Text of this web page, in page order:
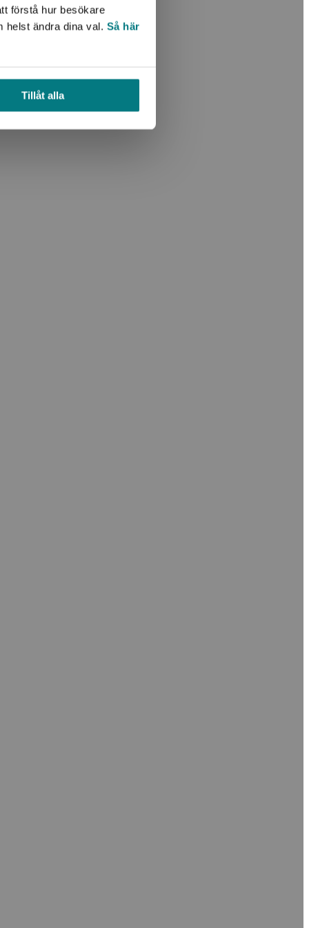
förstå hur besökare
helst ändra dina val. Så här
Tillåt alla